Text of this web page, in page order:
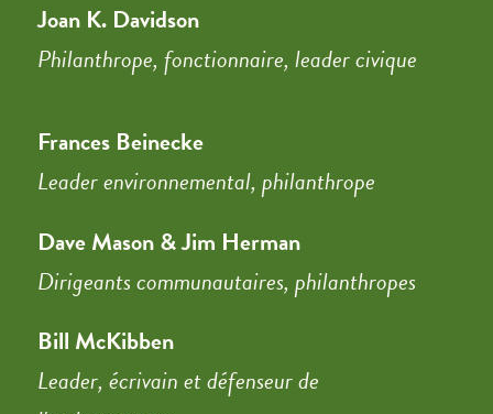
Joan K. Davidson
Philanthrope, fonctionnaire, leader civique
Frances Beinecke
Leader environnemental, philanthrope
Dave Mason & Jim Herman
Dirigeants communautaires, philanthropes
Bill McKibben
Leader, écrivain et défenseur de